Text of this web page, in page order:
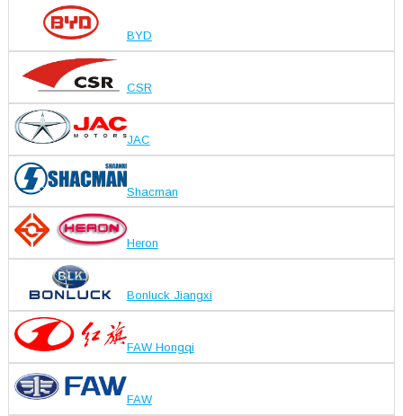
BYD
CSR
JAC
Shacman
Heron
Bonluck Jiangxi
FAW Hongqi
FAW